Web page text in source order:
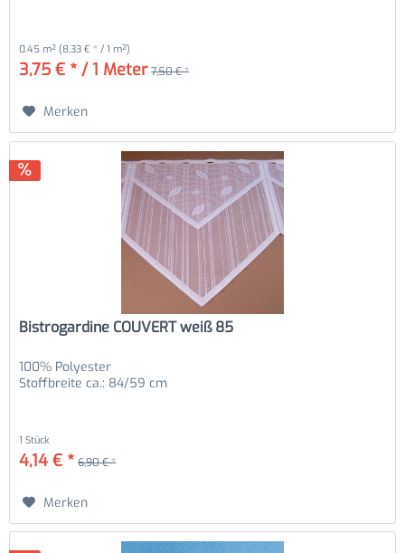
0.45 m² (8,33 € * / 1 m²)
3,75 € * / 1 Meter 7,50 € *
Merken
Bistrogardine COUVERT weiß 85
100% Polyester
Stoffbreite ca.: 84/59 cm
1 Stück
4,14 € * 6,90 € *
Merken